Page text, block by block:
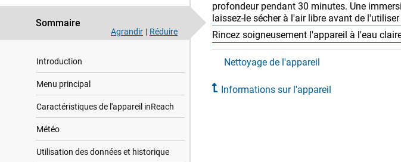
Sommaire
Agrandir | Réduire
Introduction
Menu principal
Caractéristiques de l'appareil inReach
Météo
Utilisation des données et historique
profondeur pendant 30 minutes. Une
laissez-le sécher à l'air libre avant de l'utiliser
Rincez soigneusement l'appareil à l'eau
Nettoyage de l'appareil
Informations sur l'appareil